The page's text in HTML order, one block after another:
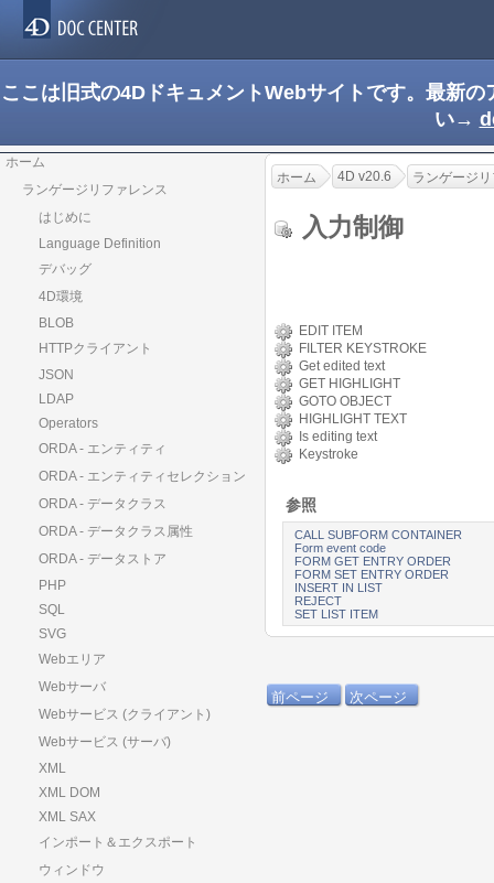
ここは旧式の4DドキュメントWebサイトです。最新
い→
ホーム
ランゲージリファレンス
はじめに
Language Definition
デバッグ
4D環境
BLOB
HTTPクライアント
JSON
LDAP
Operators
ORDA - エンティティ
ORDA - エンティティセレクション
ORDA - データクラス
ORDA - データクラス属性
ORDA - データストア
PHP
SQL
SVG
Webエリア
Webサーバ
Webサービス (クライアント)
Webサービス (サーバ)
XML
XML DOM
XML SAX
インポート＆エクスポート
ウィンドウ
ホーム 4D v20.6 ランゲージ
入力制御
EDIT ITEM
FILTER KEYSTROKE
Get edited text
GET HIGHLIGHT
GOTO OBJECT
HIGHLIGHT TEXT
Is editing text
Keystroke
参照
CALL SUBFORM CONTAINER
Form event code
FORM GET ENTRY ORDER
FORM SET ENTRY ORDER
INSERT IN LIST
REJECT
SET LIST ITEM
前ページ 次ページ